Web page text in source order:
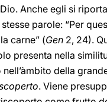
Anche egli si
parole: “Per
carne” (Gen 2, 24).
presenta nella
della
. Viene